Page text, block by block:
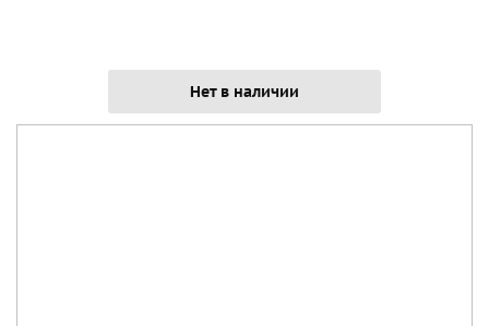
Нет в наличии